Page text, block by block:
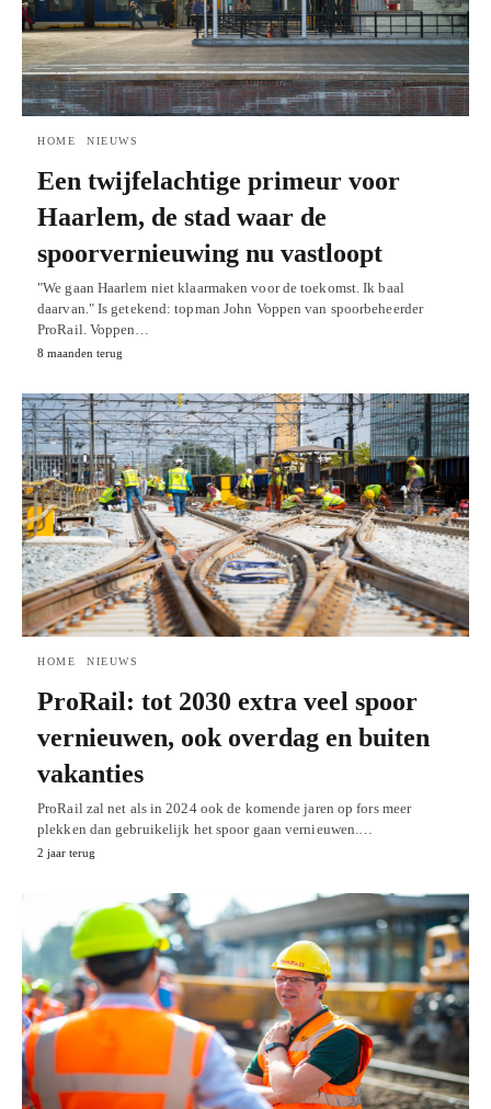
HOME NIEUWS
Een twijfelachtige primeur voor
Haarlem, de stad waar de
spoorvernieuwing nu vastloopt
"We gaan Haarlem niet klaarmaken voor de toekomst. Ik baal
daarvan." Is getekend: topman John Voppen van spoorbeheerder
ProRail. Voppen…
8 maanden terug
HOME NIEUWS
ProRail: tot 2030 extra veel spoor
vernieuwen, ook overdag en buiten
vakanties
ProRail zal net als in 2024 ook de komende jaren op fors meer
plekken dan gebruikelijk het spoor gaan vernieuwen.…
2 jaar terug